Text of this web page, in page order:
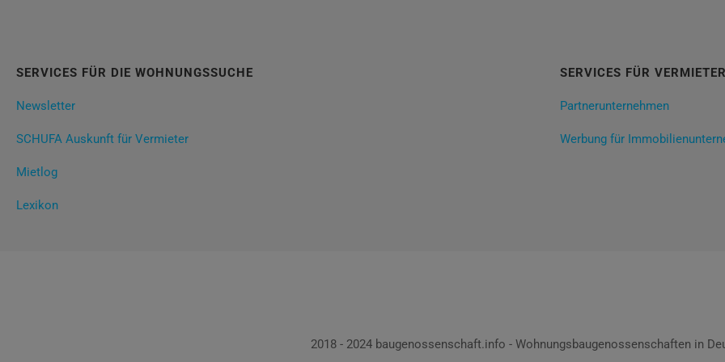
SERVICES FÜR DIE WOHNUNGSSUCHE
Newsletter
SCHUFA Auskunft für Vermieter
Mietlog
Lexikon
SERVICES FÜR VERMIETER
Partnerunternehmen
Werbung für
2018 - 2024 baugenossenschaft.info - Wohnungsbaugenossenschaften in